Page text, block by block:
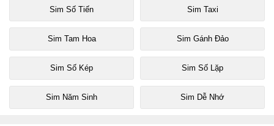
Sim Số Tiến Sim Taxi
Sim Tam Hoa Sim Gánh Đảo
Sim Số Kép Sim Số Lặp
Sim Năm Sinh Sim Dễ Nhớ